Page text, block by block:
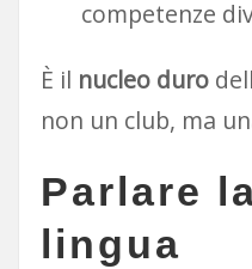
competenze
È il nucleo duro
non un club, ma
Parlare
lingua